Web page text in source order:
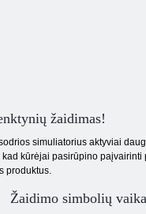
žaidimas!
simuliatorius aktyviai
kūrėjai pasirūpino
produktus.
Žaidimo simbolių